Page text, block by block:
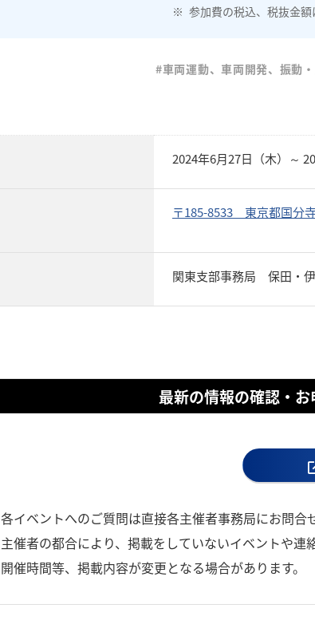
参加費の税込、税抜金額
#車両運動、車両開発、振動
2024年6月27日（木）～
〒185-8533 東京都国分
関東支部事務局 保田・
最新の情報の確認・
各イベントへのご質問は直接各主催者事務局にお問合
主催者の都合により、掲載をしていないイベントや連
開催時間等、掲載内容が変更となる場合があります。